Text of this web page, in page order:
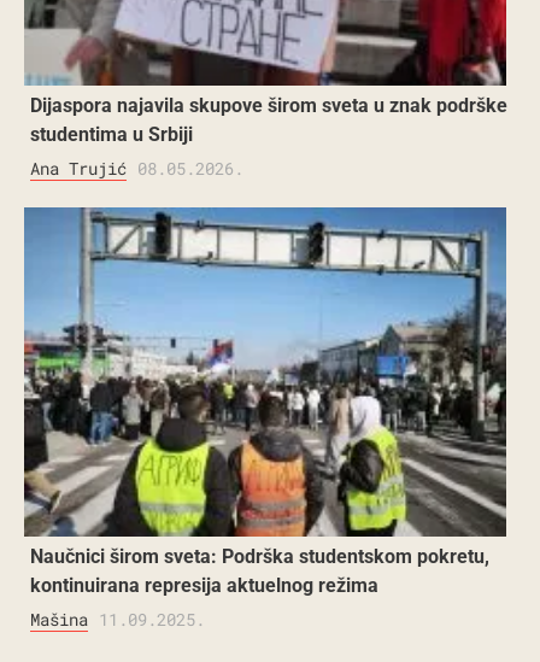
Dijaspora najavila skupove širom sveta u znak podrške
studentima u Srbiji
Ana Trujić 08.05.2026.
Naučnici širom sveta: Podrška studentskom pokretu,
kontinuirana represija aktuelnog režima
Mašina 11.09.2025.